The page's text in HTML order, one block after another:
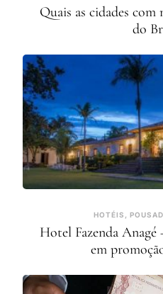
Quais as cidades
do
HOTÉIS,
Hotel Fazenda
em